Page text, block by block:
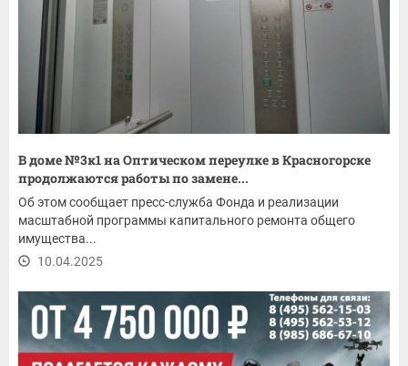
В доме №3к1 на Оптическом переулке в Красногорске
продолжаются работы по замене...
Об этом сообщает пресс-служба Фонда и реализации
масштабной программы капитального ремонта общего
имущества...
10.04.2025